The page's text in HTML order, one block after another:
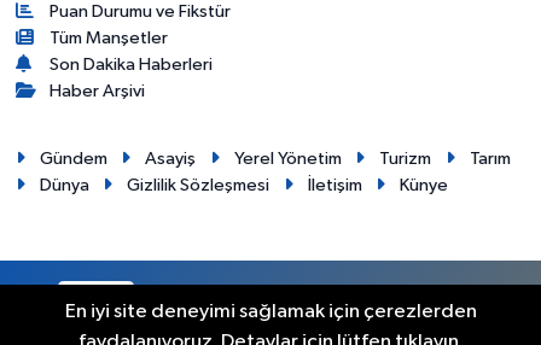
Puan Durumu ve Fikstür
Tüm Manşetler
Son Dakika Haberleri
Haber Arşivi
Gündem Asayiş Yerel Yönetim Turizm
Tarım
Dünya
Gizlilik Sözleşmesi İletişim Künye
En iyi site deneyimi sağlamak için çerezlerden